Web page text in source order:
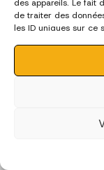
des appareils. Le fait
de traiter des
les ID uniques sur ce